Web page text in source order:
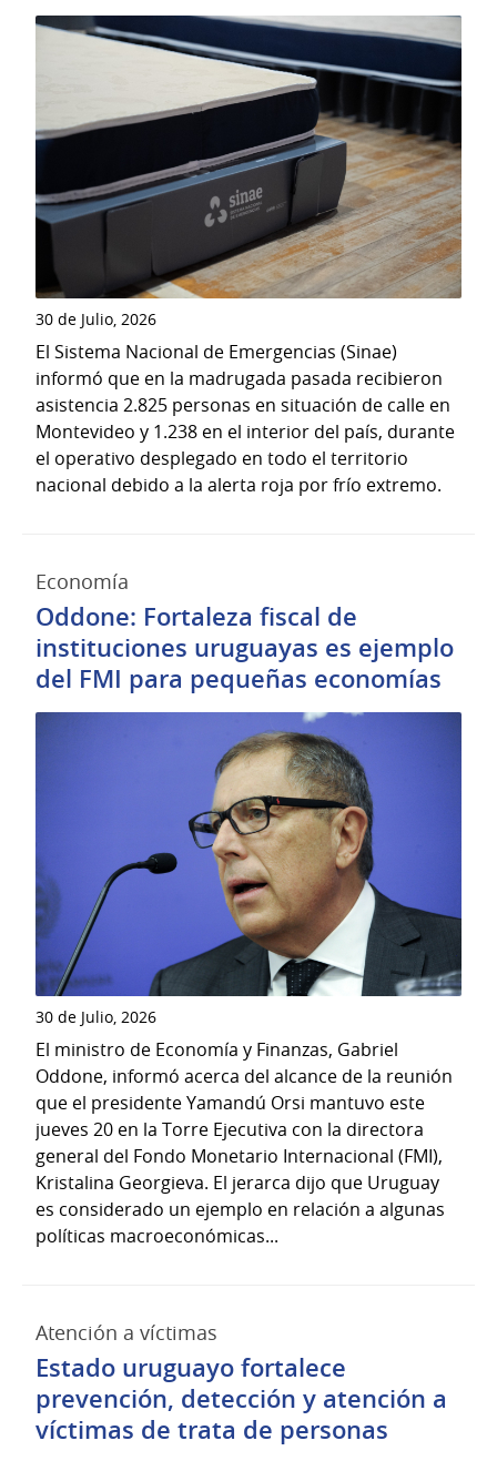
30 de Julio, 2026
El Sistema Nacional de Emergencias (Sinae)
informó que en la madrugada pasada recibieron
asistencia 2.825 personas en situación de calle en
Montevideo y 1.238 en el interior del país, durante
el operativo desplegado en todo el territorio
nacional debido a la alerta roja por frío extremo.
Economía
Oddone: Fortaleza fiscal de
instituciones uruguayas es ejemplo
del FMI para pequeñas economías
30 de Julio, 2026
El ministro de Economía y Finanzas, Gabriel
Oddone, informó acerca del alcance de la reunión
que el presidente Yamandú Orsi mantuvo este
jueves 20 en la Torre Ejecutiva con la directora
general del Fondo Monetario Internacional (FMI),
Kristalina Georgieva. El jerarca dijo que Uruguay
es considerado un ejemplo en relación a algunas
políticas macroeconómicas...
Atención a víctimas
Estado uruguayo fortalece
prevención, detección y atención a
víctimas de trata de personas